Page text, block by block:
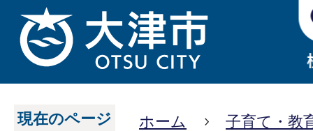
現在のページ ホーム
子育て・教